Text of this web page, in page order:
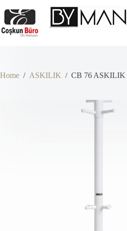
to
content
Home / ASKILIK / CB 76 ASKILIK